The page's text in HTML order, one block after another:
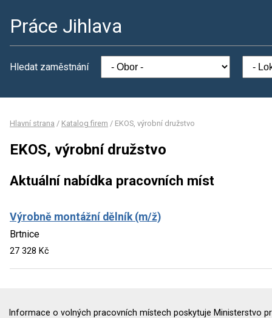
Práce Jihlava
Hledat zaměstnání
Hlavní strana / Katalog firem / EKOS, výrobní družstvo
EKOS, výrobní družstvo
Aktuální nabídka pracovních míst
Výrobně montážní dělník (m/ž)
Brtnice
27 328 Kč
Informace o volných pracovních místech poskytuje Ministerstvo